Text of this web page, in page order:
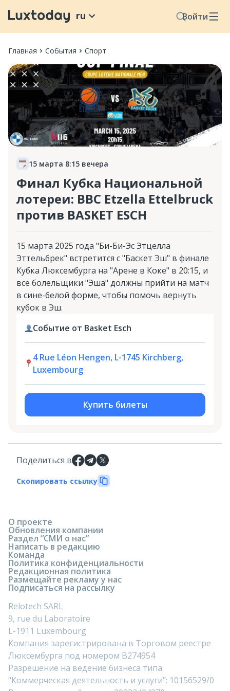
Войти
ru
Главная События Спорт
15 марта 8:15 вечера
Финал Кубка Национальной
лотереи: BBC Etzella Ettelbruck
против BASKET ESCH
15 марта 2025 года "Би-Би-Эс Этцелла
Эттельбрек" встретится с "Баскет Эш" в финале
Кубка Люксембурга на "Арене в Коке" в 20:15, и
все болельщики "Эша" должны прийти на матч
в сине-белой форме, чтобы помочь вернуть
кубок в Эш.
Событие от Basket Esch
4 Rue Léon Hengen, L-1745 Kirchberg,
Luxembourg
Купить билеты
Поделиться в
Скопировать ссылку
О проекте
Обновления компании
Раздел “СМИ о нас”
Написать в редакцию
Команда
Политика конфиденциальности
Редакционная политика
Размещайте рекламу у нас
Подписаться на рассылку
Relotech SARL
9, rue du Laboratoire
L-1911 Luxembourg
Компания зарегистрирована в Торговом реестре
Люксембурга под номером B274954
Разрешение на ведение бизнеса типа
"Коммерческая деятельность и услуги": 10156529/0